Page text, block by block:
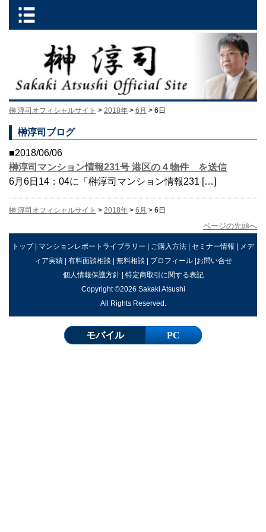
榊 淳司オフィシャルサイト > 2018年 > 6月 > 6日
榊淳司ブログ
■2018/06/06
榊淳司マンション情報231号 港区の４物件 を送信
6月6日14：04に「榊淳司マンション情報231 […]
榊 淳司オフィシャルサイト > 2018年 > 6月 > 6日
ページの先頭へ
トップ| マンションレポートライブラリー | ご購入方法 | セミナー情報 | メデ
ィア実績| 有料面談相談 | 無料相談 | プロフィール|お問い合せ
個人情報保護方針| 特定商取引に関する表記
Copyright ©2026 Sakaki Atsushi
All Rights Reserved.
モバイル PC